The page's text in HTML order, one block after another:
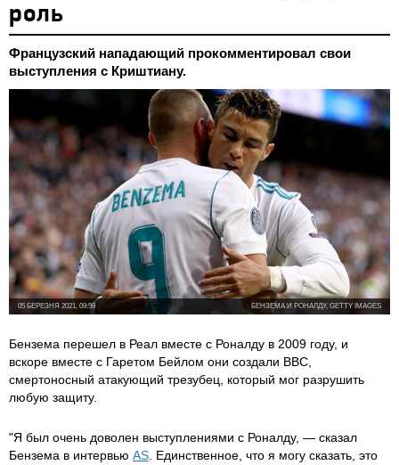
роль
Французский нападающий прокомментировал свои
выступления с Криштиану.
БЕНЗЕМА И РОНАЛДУ, GETTY IMAGES
05 БЕРЕЗНЯ 2021, 09:59
Бензема перешел в Реал вместе с Роналду в 2009 году, и
вскоре вместе с Гаретом Бейлом они создали BBC,
смертоносный атакующий трезубец, который мог разрушить
любую защиту.
"Я был очень доволен выступлениями с Роналду, — сказал
Бензема в интервью AS. Единственное, что я могу сказать, это